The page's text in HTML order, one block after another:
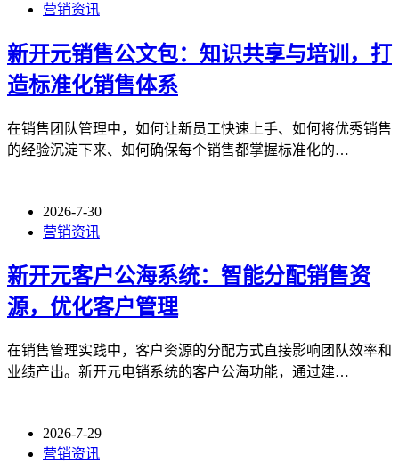
营销资讯
新开元销售公文包：知识共享与培训，打
造标准化销售体系
在销售团队管理中，如何让新员工快速上手、如何将优秀销售
的经验沉淀下来、如何确保每个销售都掌握标准化的…
2026-7-30
营销资讯
新开元客户公海系统：智能分配销售资
源，优化客户管理
在销售管理实践中，客户资源的分配方式直接影响团队效率和
业绩产出。新开元电销系统的客户公海功能，通过建…
2026-7-29
营销资讯